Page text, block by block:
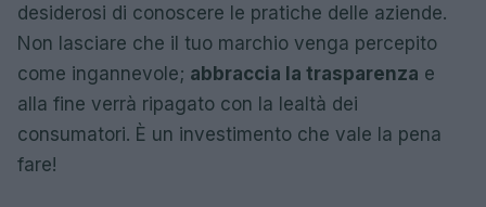
desiderosi di conoscere le pratiche delle aziende.
Non lasciare che il tuo marchio venga percepito
come ingannevole; abbraccia la trasparenza e
alla fine verrà ripagato con la lealtà dei
consumatori. È un investimento che vale la pena
fare!